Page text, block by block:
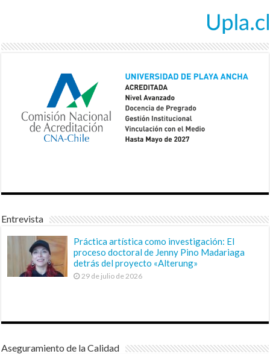
Entrevista
Práctica artística como investigación: El
proceso doctoral de Jenny Pino Madariaga
detrás del proyecto «Alterung»
29 de julio de 2026
Aseguramiento de la Calidad